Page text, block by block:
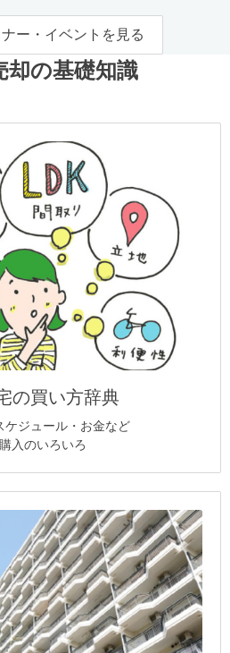
ー・イベントを見る
却の基礎知識
の買い方辞典
ケジュール・お金など
入のいろいろ